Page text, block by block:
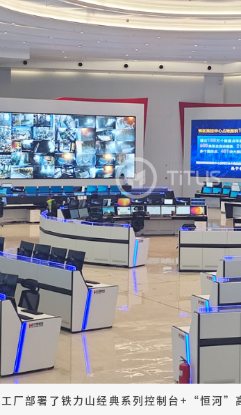
厂部署了铁力山经典系列控制台+“恒河”